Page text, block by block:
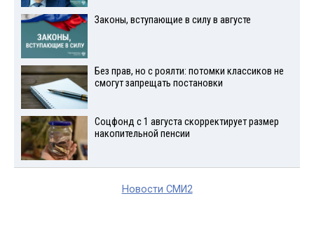
Законы, вступающие в силу в августе
Без прав, но с роялти: потомки классиков не
смогут запрещать постановки
Соцфонд с 1 августа скорректирует размер
накопительной пенсии
Новости СМИ2